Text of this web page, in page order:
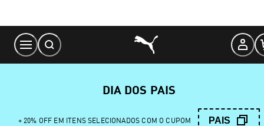
Content
DIA DOS PAIS
+ 20% OFF EM ITENS SELECIONADOS COM O CUPOM PAIS